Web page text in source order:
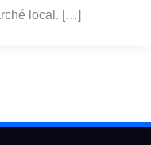
local. […]